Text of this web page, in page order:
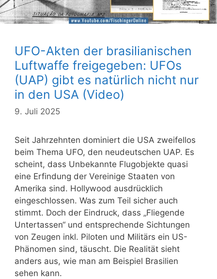
UFO-Akten der brasilianischen
Luftwaffe freigegeben: UFOs
(UAP) gibt es natürlich nicht nur
in den USA (Video)
9. Juli 2025
Seit Jahrzehnten dominiert die USA zweifellos
beim Thema UFO, den neudeutschen UAP. Es
scheint, dass Unbekannte Flugobjekte quasi
eine Erfindung der Vereinige Staaten von
Amerika sind. Hollywood ausdrücklich
eingeschlossen. Was zum Teil sicher auch
stimmt. Doch der Eindruck, dass „Fliegende
Untertassen“ und entsprechende Sichtungen
von Zeugen inkl. Piloten und Militärs ein US-
Phänomen sind, täuscht. Die Realität sieht
anders aus, wie man am Beispiel Brasilien
sehen kann.